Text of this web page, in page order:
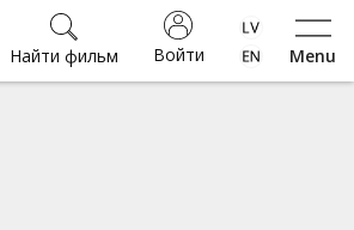
Menu
Войти
Найти фильм